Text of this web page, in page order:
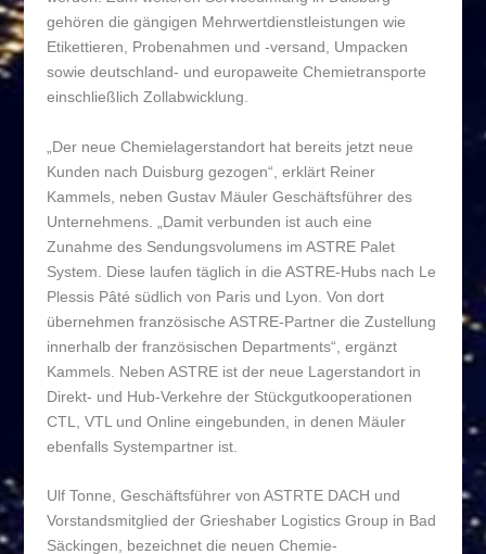
gehören die gängigen Mehrwertdienstleistungen wie
Etikettieren, Probenahmen und -versand, Umpacken
sowie deutschland- und europaweite Chemietransporte
einschließlich Zollabwicklung.
„Der neue Chemielagerstandort hat bereits jetzt neue
Kunden nach Duisburg gezogen“, erklärt Reiner
Kammels, neben Gustav Mäuler Geschäftsführer des
Unternehmens. „Damit verbunden ist auch eine
Zunahme des Sendungsvolumens im ASTRE Palet
System. Diese laufen täglich in die ASTRE-Hubs nach Le
Plessis Pâté südlich von Paris und Lyon. Von dort
übernehmen französische ASTRE-Partner die Zustellung
innerhalb der französischen Departments“, ergänzt
Kammels. Neben ASTRE ist der neue Lagerstandort in
Direkt- und Hub-Verkehre der Stückgutkooperationen
CTL, VTL und Online eingebunden, in denen Mäuler
ebenfalls Systempartner ist.
Ulf Tonne, Geschäftsführer von ASTRTE DACH und
Vorstandsmitglied der Grieshaber Logistics Group in Bad
Säckingen, bezeichnet die neuen Chemie-